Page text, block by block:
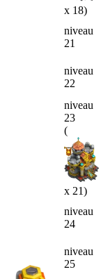
x 18)
niveau
21
niveau
22
niveau
23
(
x 21)
niveau
24
niveau
25